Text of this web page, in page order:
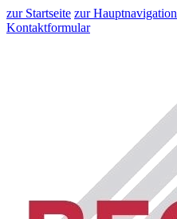
zur Startseite zur Hauptnavigation
Kontaktformular